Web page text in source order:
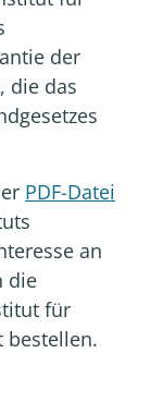
der
die das
PDF-Datei
an
die
für
bestellen.